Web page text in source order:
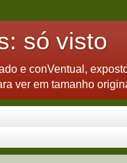
só visto
e conVentual,
ver em tamanho